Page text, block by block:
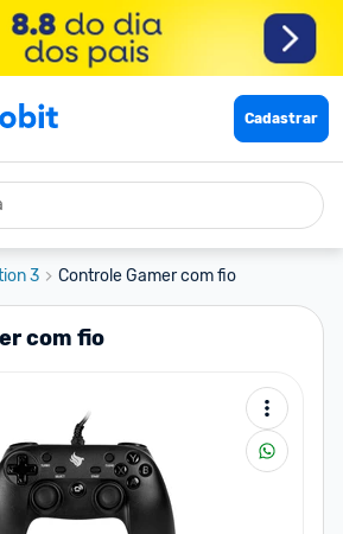
Cadastrar
3 Controle Gamer com fio
com fio